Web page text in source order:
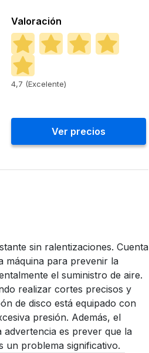
Valoración
4,7 (Excelente)
Ver precios
sin ralentizaciones. Cuenta
máquina para prevenir la
el suministro de aire.
realizar cortes precisos y
de disco está equipado con
presión. Además, el
advertencia es prever que la
un problema significativo.